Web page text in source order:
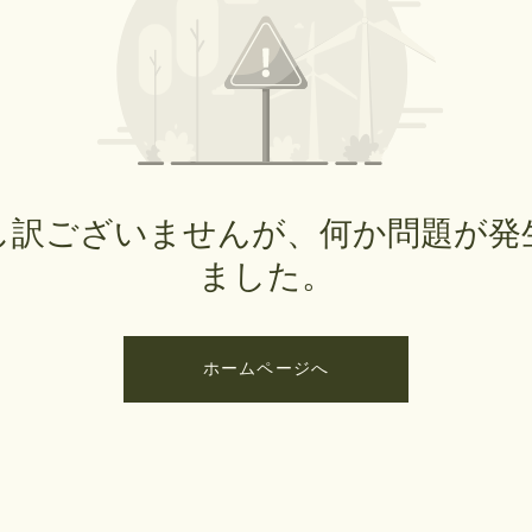
訳ございませんが、何か問題が発
ました。
ホームページへ